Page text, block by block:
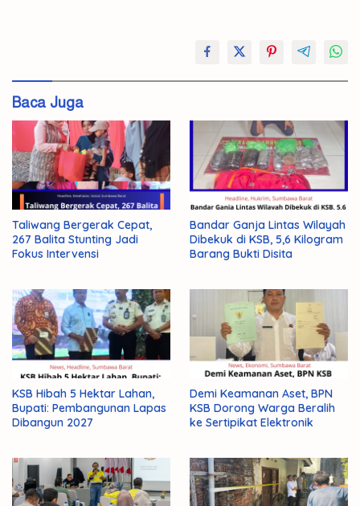
Evakuasi
TNI
Baca Juga
Taliwang Bergerak Cepat,
267 Balita Stunting Jadi
Fokus Intervensi
Bandar Ganja Lintas Wilayah
Dibekuk di KSB, 5,6 Kilogram
Barang Bukti Disita
KSB Hibah 5 Hektar Lahan,
Bupati: Pembangunan Lapas
Dibangun 2027
Demi Keamanan Aset, BPN
KSB Dorong Warga Beralih
ke Sertipikat Elektronik